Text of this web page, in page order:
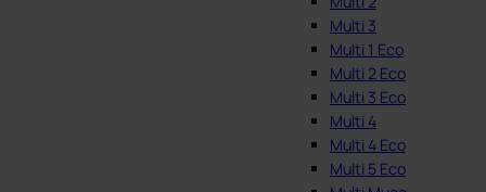
Multi 3
Multi 1 Eco
Multi 2 Eco
Multi 3 Eco
Multi 4
Multi 4 Eco
Multi 5 Eco